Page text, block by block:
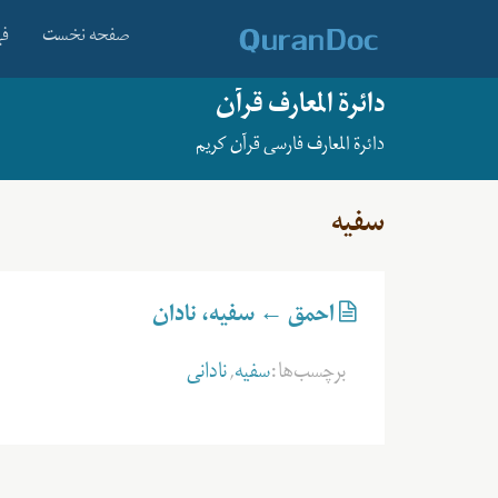
صفحه نخست
دائرة المعارف قرآن
دائرة المعارف فارسی قرآن کریم
سفيه
احمق ← سفيه، نادان
برچسب‌ها:سفيه,نادانی